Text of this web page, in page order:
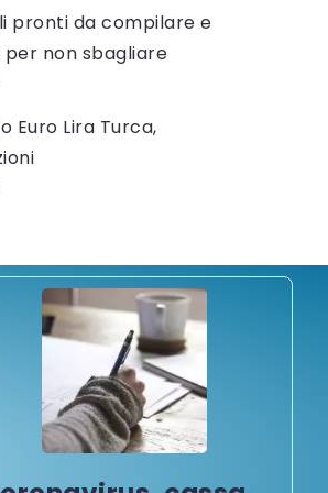
pronti da compilare e
per non sbagliare
Euro Lira Turca,